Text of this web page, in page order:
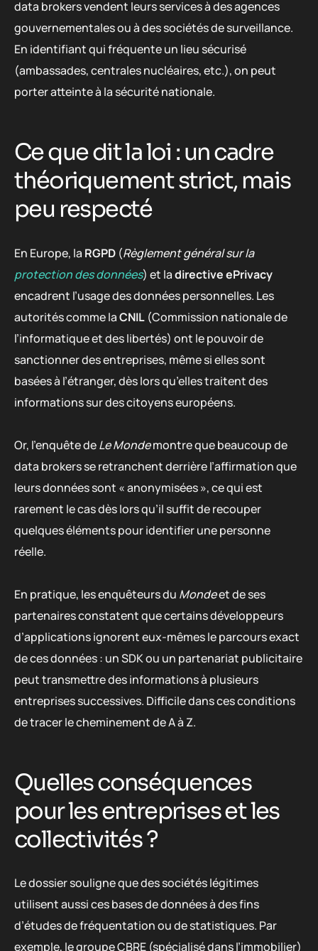
data brokers vendent leurs services à des agences
gouvernementales ou à des sociétés de surveillance.
En identifiant qui fréquente un lieu sécurisé
(ambassades, centrales nucléaires, etc.), on peut
porter atteinte à la sécurité nationale.
Ce que dit la loi : un cadre
théoriquement strict, mais
peu respecté
En Europe, la RGPD (Règlement général sur la
protection des données) et ladirective ePrivacy
encadrent l’usage des données personnelles. Les
autorités comme laCNIL (Commission nationale de
l’informatique et des libertés) ont le pouvoir de
sanctionner des entreprises, même si elles sont
basées à l’étranger, dès lors qu’elles traitent des
informations sur des citoyens européens.
Or, l’enquête deLe Mondemontre que beaucoup de
data brokers se retranchent derrière l’affirmation que
leurs données sont « anonymisées », ce qui est
rarement le cas dès lors qu’il suffit de recouper
quelques éléments pour identifier une personne
réelle.
En pratique, les enquêteurs du Mondeet de ses
partenaires constatent que certains développeurs
d’applications ignorent eux-mêmes le parcours exact
de ces données : un SDK ou un partenariat publicitaire
peut transmettre des informations à plusieurs
entreprises successives. Difficile dans ces conditions
de tracer le cheminement de A à Z.
Quelles conséquences
pour les entreprises et les
collectivités ?
Le dossier souligne que des sociétés légitimes
utilisent aussi ces bases de données à des fins
d’études de fréquentation ou de statistiques. Par
exemple, le groupe CBRE (spécialisé dans l’immobilier)